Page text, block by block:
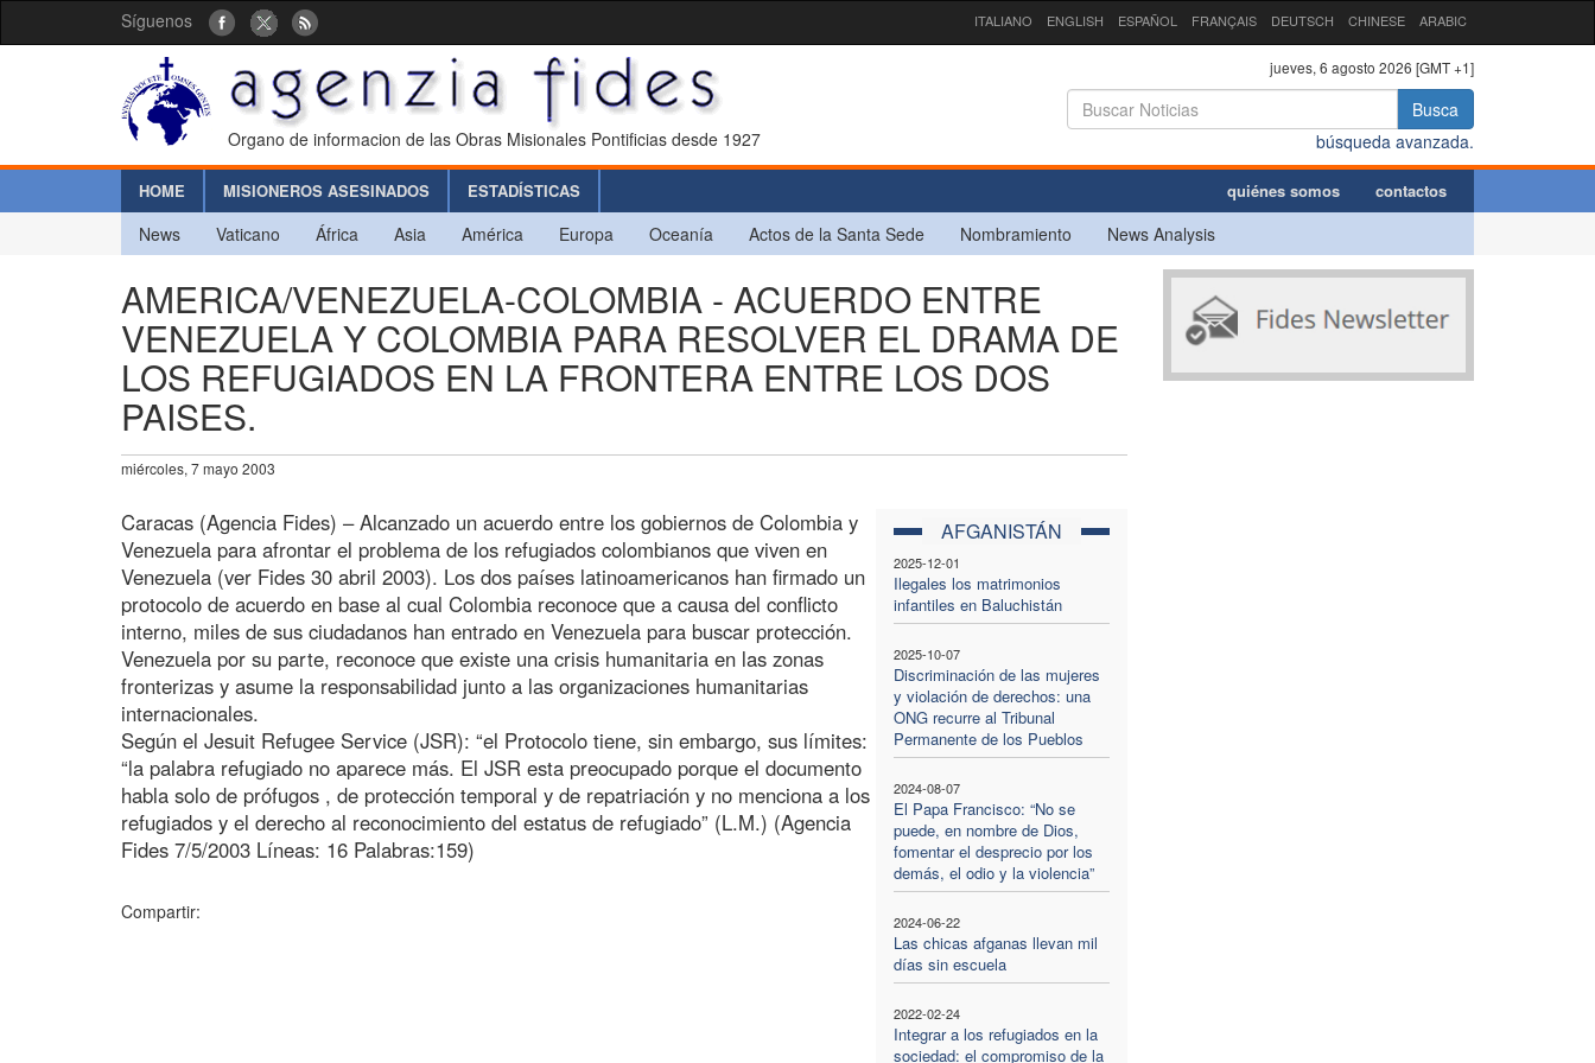
Síguenos ITALIANO ENGLISH ESPAÑOL FRANÇAIS DEUTSCH CHINESE ARABIC
Organo de informacion de las Obras Misionales Pontificias desde 1927
jueves, 6 agosto 2026 [GMT +1]
Busca
búsqueda avanzada.
HOME MISIONEROS ASESINADOS ESTADÍSTICAS quiénes somos contactos
News Vaticano África Asia América Europa Oceanía Actos de la Santa Sede Nombramiento News Analysis
AMERICA/VENEZUELA-COLOMBIA - ACUERDO ENTRE
VENEZUELA Y COLOMBIA PARA RESOLVER EL DRAMA DE
LOS REFUGIADOS EN LA FRONTERA ENTRE LOS DOS
PAISES.
miércoles, 7 mayo 2003
AFGANISTÁN
2025-12-01
Ilegales los matrimonios
infantiles en Baluchistán
2025-10-07
Discriminación de las mujeres
y violación de derechos: una
ONG recurre al Tribunal
Permanente de los Pueblos
2024-08-07
El Papa Francisco: “No se
puede, en nombre de Dios,
fomentar el desprecio por los
demás, el odio y la violencia”
2024-06-22
Las chicas afganas llevan mil
días sin escuela
2022-02-24
Integrar a los refugiados en la
sociedad: el compromiso de la
Caracas (Agencia Fides) – Alcanzado un acuerdo entre los gobiernos de Colombia y
Venezuela para afrontar el problema de los refugiados colombianos que viven en
Venezuela (ver Fides 30 abril 2003). Los dos países latinoamericanos han firmado un
protocolo de acuerdo en base al cual Colombia reconoce que a causa del conflicto
interno, miles de sus ciudadanos han entrado en Venezuela para buscar protección.
Venezuela por su parte, reconoce que existe una crisis humanitaria en las zonas
fronterizas y asume la responsabilidad junto a las organizaciones humanitarias
internacionales.
Según el Jesuit Refugee Service (JSR): “el Protocolo tiene, sin embargo, sus límites:
“la palabra refugiado no aparece más. El JSR esta preocupado porque el documento
habla solo de prófugos , de protección temporal y de repatriación y no menciona a los
refugiados y el derecho al reconocimiento del estatus de refugiado” (L.M.) (Agencia
Fides 7/5/2003 Líneas: 16 Palabras:159)
Compartir: